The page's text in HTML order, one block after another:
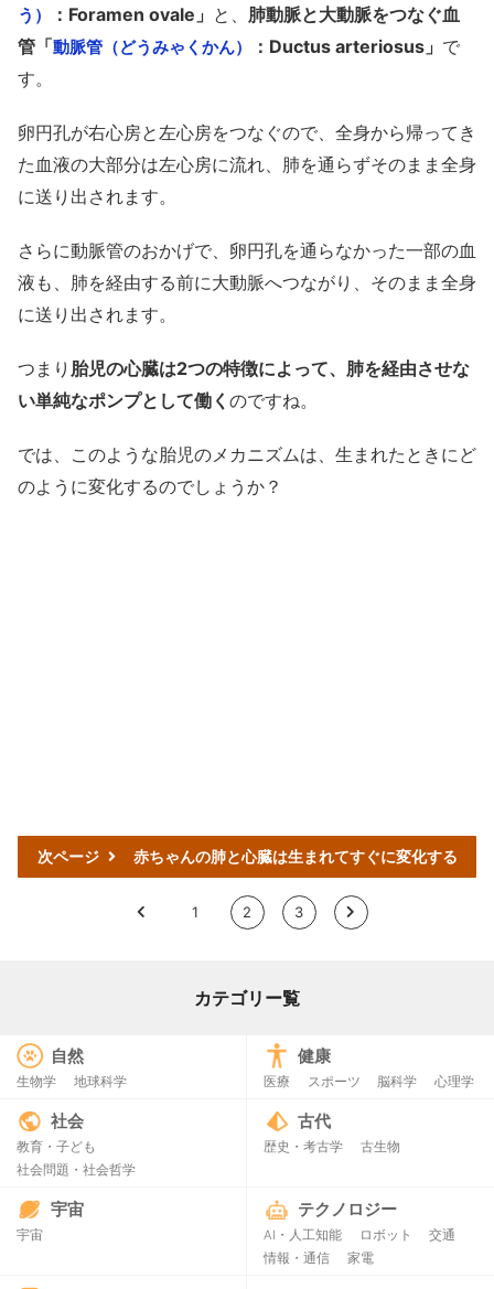
う）
：Foramen ovale」 と、 肺動脈と大動脈をつなぐ血
管「動脈管（どうみゃくかん） ：Ductus arteriosus」 で
す。
卵円孔が右心房と左心房をつなぐので、全身から帰ってき
た血液の大部分は左心房に流れ、肺を通らずそのまま全身
に送り出されます。
さらに動脈管のおかげで、卵円孔を通らなかった一部の血
液も、肺を経由する前に大動脈へつながり、そのまま全身
に送り出されます。
つまり 胎児の心臓は2つの特徴によって、肺を経由させな
い単純なポンプとして働く のですね。
では、このような胎児のメカニズムは、生まれたときにど
のように変化するのでしょうか？
次ページ 赤ちゃんの肺と心臓は生まれてすぐに変化する
< 1 2 3 >
カテゴリー覧
自然
生物学 地球科学
健康
医療 スポーツ 脳科学 心理学
社会
教育・子ども
社会問題・社会哲学
古代
歴史・考古学 古生物
宇宙
宇宙
テクノロジー
AI・人工知能 ロボット
交通
情報・通信
家電